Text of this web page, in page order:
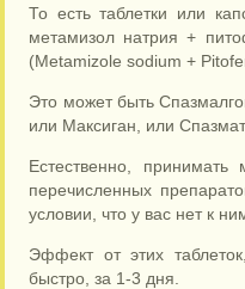
То есть таблетки или
метамизол натрия +
(Metamizole sodium +
Это может быть
или Максиган, или
Естественно,
перечисленных
условии, что у вас нет к
Эффект от этих
быстро, за 1-3 дня.